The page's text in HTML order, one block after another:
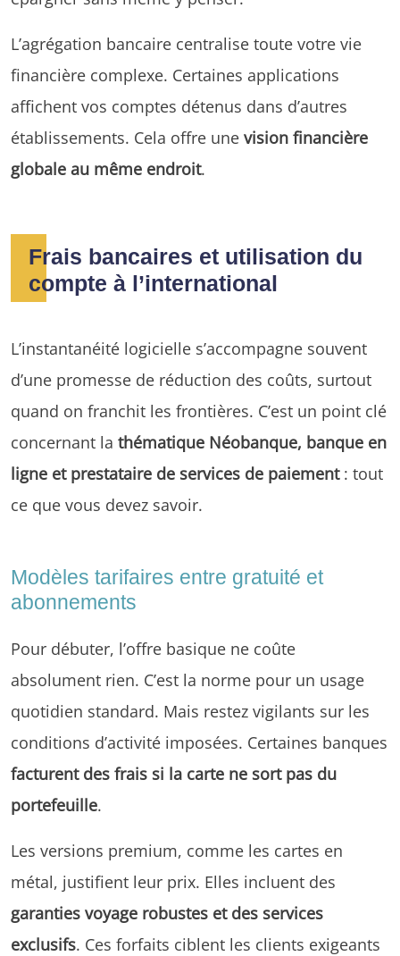
L’agrégation bancaire centralise toute votre vie
financière complexe. Certaines applications
affichent vos comptes détenus dans d’autres
établissements. Cela offre une vision financière
globale au même endroit.
Frais bancaires et utilisation du
compte à l’international
L’instantanéité logicielle s’accompagne souvent
d’une promesse de réduction des coûts, surtout
quand on franchit les frontières. C’est un point clé
concernant la thématique Néobanque, banque en
ligne et prestataire de services de paiement: tout
ce que vous devez savoir.
Modèles tarifaires entre gratuité et
abonnements
Pour débuter, l’offre basique ne coûte
absolument rien. C’est la norme pour un usage
quotidien standard. Mais restez vigilants sur les
conditions d’activité imposées. Certaines banques
facturent des frais si la carte ne sort pas du
portefeuille.
Les versions premium, comme les cartes en
métal, justifient leur prix. Elles incluent des
garanties voyage robustes et des services
exclusifs. Ces forfaits ciblent les clients exigeants